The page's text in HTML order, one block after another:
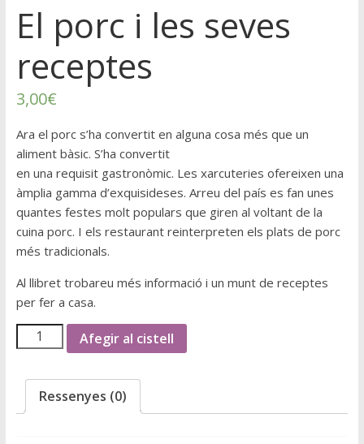
El porc i les seves
receptes
3,00€
Ara el porc s’ha convertit en alguna cosa més que un
aliment bàsic. S’ha convertit
en una requisit gastronòmic. Les xarcuteries ofereixen una
àmplia gamma d’exquisideses. Arreu del país es fan unes
quantes festes molt populars que giren al voltant de la
cuina porc. I els restaurant reinterpreten els plats de porc
més tradicionals.
Al llibret trobareu més informació i un munt de receptes
per fer a casa.
Afegir al cistell
Ressenyes (0)